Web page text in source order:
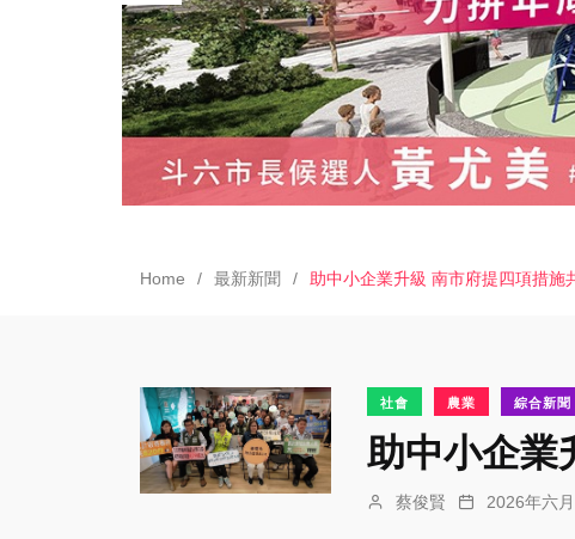
Home 最新新聞 助中小企業升級 南市府提四項措施
社會 農業 綜合新聞
助中小企業
蔡俊賢 2026年六